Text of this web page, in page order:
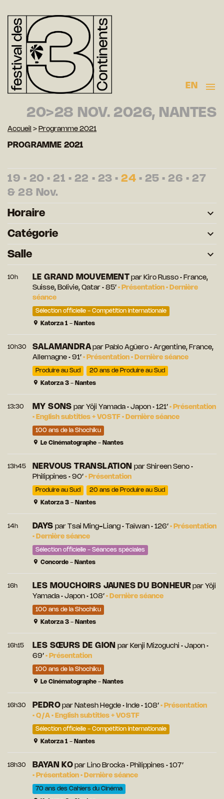
EN
20>28 NOV. 2026, NANTES
Accueil > Programme 2021
PROGRAMME 2021
19 • 20 •21 • 22 • 23 •24 • 25 •26 •27
&28 Nov.
Horaire
Catégorie
Salle
10h LE GRAND MOUVEMENT par Kiro Russo • France,
Suisse, Bolivie, Qatar • 85’ • Présentation • Dernière
séance
Sélection officielle - Compétition internationale
Katorza 1 - Nantes
10h30 SALAMANDRApar Pablo Agüero • Argentine, France,
Allemagne • 91’ • Présentation • Dernière séance
Produire au Sud 20 ans de Produire au Sud
Katorza 3 - Nantes
13:30 MY SONS par Yôji Yamada• Japon • 121’ • Présentation
• English subtitles + VOSTF • Dernière séance
100 ans de la Shochiku
Le Cinématographe - Nantes
13h45 NERVOUS TRANSLATION par Shireen Seno•
Philippines • 90’ • Présentation
Produire au Sud 20 ans de Produire au Sud
Katorza 3 - Nantes
14h DAYS par Tsai Ming-Liang• Taïwan • 126’ • Présentation
• Dernière séance
Sélection officielle - Séances spéciales
Concorde - Nantes
16h LES MOUCHOIRS JAUNES DU BONHEUR par Yôji
Yamada • Japon • 108’ • Dernière séance
100 ans de la Shochiku
Katorza 3 - Nantes
16h15 LES SŒURS DE GION par Kenji Mizoguchi • Japon •
69’ • Présentation
100 ans de la Shochiku
Le Cinématographe - Nantes
16h30 PEDRO par Natesh Hegde • Inde • 108’ • Présentation
• Q/A • English subtitles + VOSTF
Sélection officielle - Compétition internationale
Katorza 1 - Nantes
18h30 BAYAN KO par Lino Brocka • Philippines • 107’
• Présentation • Dernière séance
70 ans des Cahiers du Cinéma